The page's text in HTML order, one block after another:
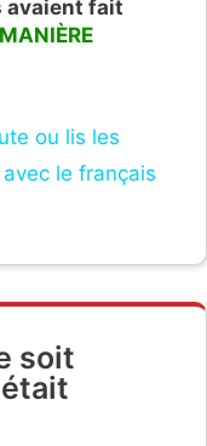
avaient fait
ou lis les
le français
soit